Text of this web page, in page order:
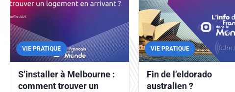
VIE PRATIQUE
S’installer à Melbourne :
comment trouver un
VIE PRATIQUE
Fin de l’eldorado
australien ?